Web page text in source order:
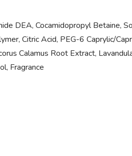
DEA, Cocamidopropyl Betaine,
Citric Acid, PEG-6 Caprylic/
Calamus Root Extract,
Fragrance